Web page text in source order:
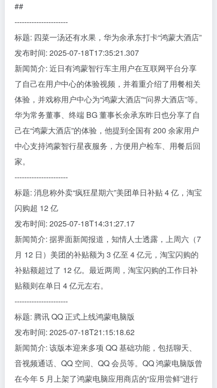
##
----------------------
标题: 四菜一汤还有水果，华为余承东打卡“鸿蒙大酒店”
发布时间: 2025-07-18T17:35:21.307
新闻简介: 近日有鸿蒙智行车主用户在互联网平台分享
了自己在用户中心的体验视频，并着重介绍了用餐相关
体验，并戏称用户中心为“鸿蒙大酒店”“问界大酒店”等。
华为常务董事、终端 BG 董事长余承东昨日也分享了自
己在“鸿蒙大酒店”的体验，他提到全国有 200 余家用户
中心支持鸿蒙智行星夜服务，方便用户检车、用餐后回
家。
----------------------
标题: 消息称外卖“疯狂星期六”美团单日补贴 4 亿，淘宝
闪购超 12 亿
发布时间: 2025-07-18T14:31:27.17
新闻简介: 据界面新闻报道，知情人士透露，上周六（7
月 12 日）美团的补贴额为 3 亿至 4 亿元，淘宝闪购的
补贴额超过了 12 亿。最近两周，淘宝闪购的工作日补
贴额则在单日 4 亿元左右。
----------------------
标题: 腾讯 QQ 正式上线鸿蒙电脑版
发布时间: 2025-07-18T21:15:18.62
新闻简介: 该版本迎来多项 QQ 基础功能，包括聊天、
音视频通话、QQ 空间、QQ 会员等。QQ 鸿蒙电脑版曾
在今年 5 月上架了鸿蒙电脑应用商店的“应用尝鲜”进行